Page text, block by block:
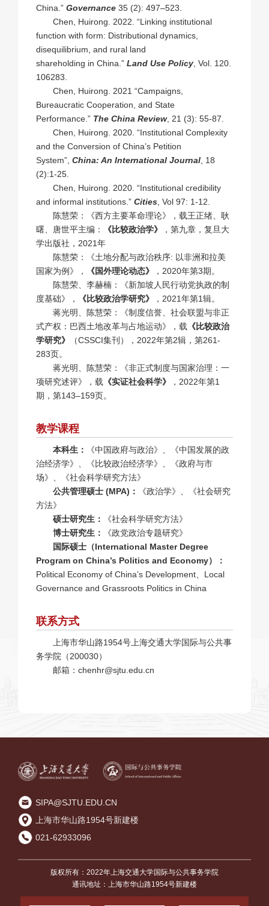
China.” Governance 35 (2): 497–523.
Chen, Huirong. 2022. “Linking institutional
function with form: Distributional dynamics,
disequilibrium, and rural land
shareholding in China.” Land Use Policy , Vol. 120.
106283.
Chen, Huirong. 2021 “Campaigns,
Bureaucratic Cooperation, and State
Performance.” The China Review, 21 (3): 55-87.
Chen, Huirong. 2020. “Institutional Complexity
and the Conversion of China’s Petition
System”, China: An International Journal , 18
(2):1-25.
Chen, Huirong. 2020. “Institutional credibility
and informal institutions.” Cities , Vol 97: 1-12.
陈慧荣：《西方主要革命理论》，载王正绪、耿
曙、唐世平主编：
《比较政治学》
，第九章，复旦大
学出版社，2021年
陈慧荣：《土地分配与政治秩序: 以非洲和拉美
国家为例》，
《国外理论动态》
，2020年第3期。
陈慧荣、李赫楠：《新加坡人民行动党执政的制
度基础》，
《比较政治学研究》
，2021年第1辑。
蒋光明、陈慧荣：《制度信誉、社会联盟与非正
式产权：巴西土地改革与占地运动》，载 《比较政治
学研究》
（CSSCI集刊），2022年第2辑，第261-
283页。
蒋光明、陈慧荣：《非正式制度与国家治理：一
项研究述评》，载 《实证社会科学》
，2022年第1
期，第143–159页。
教学课程
本科生：
《中国政府与政治》、《中国发展的政
治经济学》、《比较政治经济学》、《政府与市
场》、《社会科学研究方法》
公共管理硕士 (MPA)：
《政治学》、《社会研究
方法》
硕士研究生：
《社会科学研究方法》
博士研究生：
《政党政治专题研究》
国际硕士（International Master Degree
Program on China’s Politics and Economy）：
Political Economy of China’s Development、 Local
Governance and Grassroots Politics in China
联系方式
上海市华山路1954号上海交通大学国际与公共事
务学院（200030）
邮箱：chenhr@sjtu.edu.cn
SIPA@SJTU.EDU.CN
上海市华山路1954号新建楼
021-62933096
版权所有：2022年上海交通大学国际与公共事务学院
通讯地址：上海市华山路1954号新建楼